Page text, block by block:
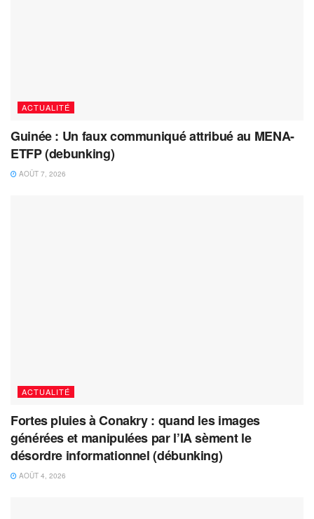
ACTUALITÉ
Guinée : Un faux communiqué attribué au MENA-
ETFP (debunking)
AOÛT 7, 2026
ACTUALITÉ
Fortes pluies à Conakry : quand les images
générées et manipulées par l’IA sèment le
désordre informationnel (débunking)
AOÛT 4, 2026